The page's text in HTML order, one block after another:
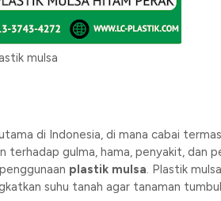
mulsa
di Indonesia, di mana cabai
gulma, hama, penyakit, dan
plastik mulsa. Plastik
suhu tanah agar tanaman